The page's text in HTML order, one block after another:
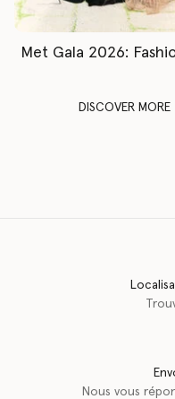
Met Gala 2026:
DISCOVER MORE
Nous vous